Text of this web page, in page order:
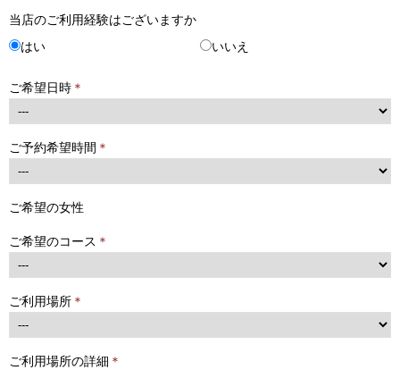
当店のご利用経験はございますか
はい いいえ
ご希望日時 ＊
ご予約希望時間 ＊
ご希望の女性
ご希望のコース ＊
ご利用場所 ＊
ご利用場所の詳細 ＊